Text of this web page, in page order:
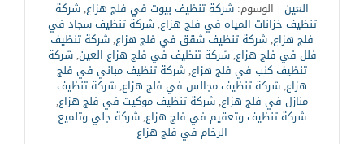
العين | الوسوم: شركة تنظيف بيوت في فلج هزاع,شركة
تنظيف خزانات المياه في فلج هزاع,شركة تنظيف سجاد في
فلج هزاع,شركة تنظيف شقق في فلج هزاع,شركة تنظيف
فلل في فلج هزاع,شركة تنظيف في فلج هزاع العين,شركة
تنظيف كنب في فلج هزاع,شركة تنظيف مباني في فلج
هزاع,شركة تنظيف مجالس في فلج هزاع,شركة تنظيف
منازل في فلج هزاع,شركة تنظيف موكيت في فلج هزاع,
شركة تنظيف وتعقيم في فلج هزاع,شركة جلي وتلميع
الرخام في فلج هزاع